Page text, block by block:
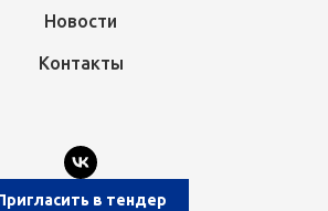
Новости
Контакты
в тендер